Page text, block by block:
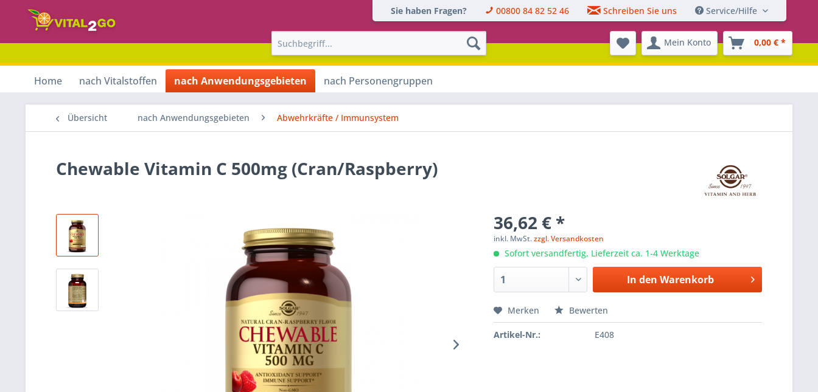
Sie haben Fragen? 00800 84 82 52 46 Schreiben Sie uns Service/Hilfe
Mein Konto 0,00 € *
Home nach Vitalstoffen nach Anwendungsgebieten nach Personengruppen
Übersicht nach Anwendungsgebieten Abwehrkräfte / Immunsystem
Chewable Vitamin C 500mg (Cran/Raspberry)
36,62 € *
inkl. MwSt.zzgl. Versandkosten
Sofort versandfertig, Lieferzeit ca. 1-4 Werktage
In den Warenkorb
Merken Bewerten
Artikel-Nr.: E408